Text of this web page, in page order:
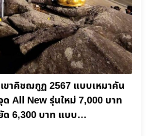
ขาคิชฌกูฏ 2567 แบบเหมาคัน
All New รุ่นใหม่ 7,000 บาท
ด 6,300 บาท แบบ…